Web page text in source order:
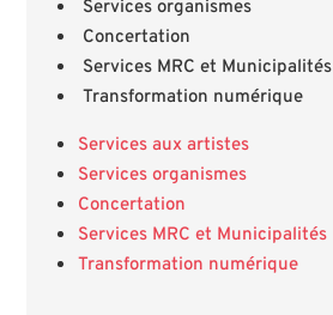
Services organismes
Concertation
Services MRC et Municipalités
Transformation numérique
Services aux artistes
Services organismes
Concertation
Services MRC et Municipalités
Transformation numérique